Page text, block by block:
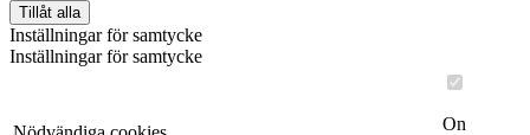
Tillåt alla
Inställningar för samtycke
Inställningar för samtycke
On